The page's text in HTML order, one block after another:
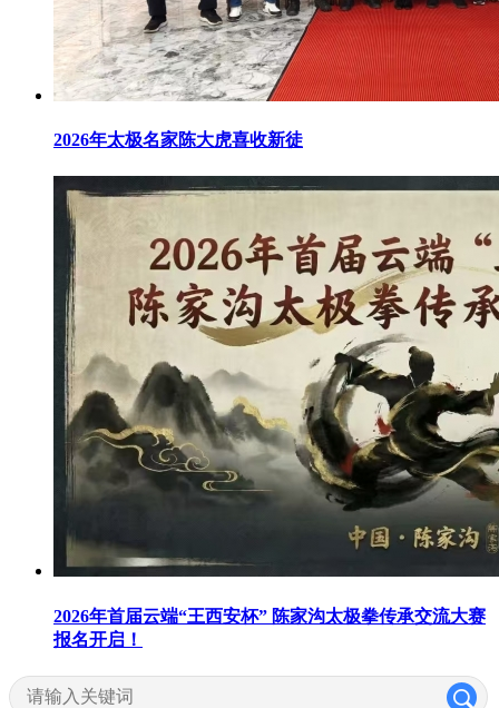
2026年太极名家陈大虎喜收新徒
2026年首届云端“王西安杯” 陈家沟太极拳传承交流大赛
报名开启！